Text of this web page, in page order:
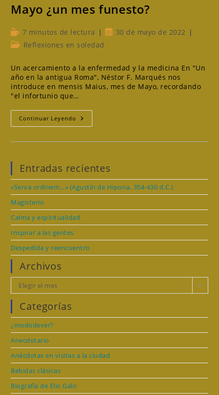
Mayo ¿un mes funesto?
Tiempo
de
7 minutos de lectura
Publicación
30 de mayo de 2022
Categoría
la
entrada:
Reflexiones en soledad
Un acercamiento a la enfermedad y la medicina En "Un
año en la antigua Roma", Néstor F. Marqués nos
introduce en mensis Maius, mes de Mayo, recordando
"el infortunio que…
Continuar Leyendo Mayo
¿un
Entradas recientes
«Serva ordinem…» (Agustín de Hipona, 354-430 d.C.)
Magisterio
Calma y espiritualidad
Inspirar a las gentes
Despedida y reencuentro
Archivos
Archivos
Elegir el mes
Categorías
¿mododever?
Anecdotario
Anécdotas en visitas a la ciudad
Bebidas clásicas
Biografía de Elio Galo